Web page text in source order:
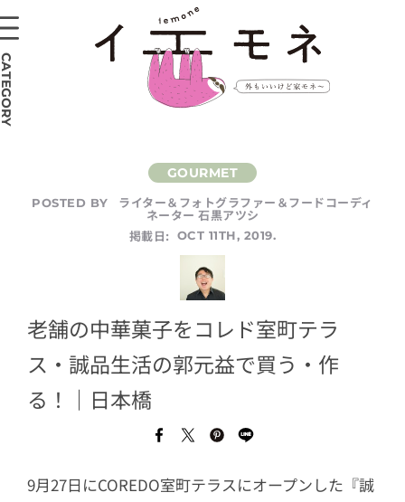
POSTED BY ライター＆フォトグラファー＆フードコーディ
ネーター 石黒アツシ
掲載日:
OCT 11TH, 2019.
老舗の中華菓子をコレド室町テラ
ス・誠品生活の郭元益で買う・作
る！｜日本橋
9月27日にCOREDO室町テラスにオープンした『誠